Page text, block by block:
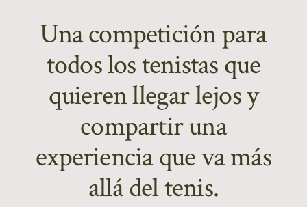
Una competición para
todos los tenistas que
quieren llegar lejos y
compartir una
experiencia que va más
allá del tenis.